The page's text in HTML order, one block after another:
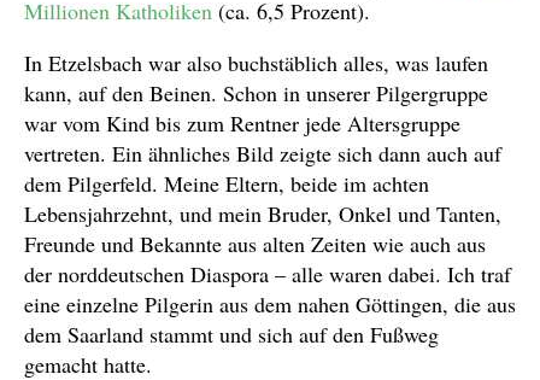
Millionen Katholiken (ca. 6,5 Prozent).
In Etzelsbach war also buchstäblich alles, was laufen
kann, auf den Beinen. Schon in unserer Pilgergruppe
war vom Kind bis zum Rentner jede Altersgruppe
vertreten. Ein ähnliches Bild zeigte sich dann auch auf
dem Pilgerfeld. Meine Eltern, beide im achten
Lebensjahrzehnt, und mein Bruder, Onkel und Tanten,
Freunde und Bekannte aus alten Zeiten wie auch aus
der norddeutschen Diaspora – alle waren dabei. Ich traf
eine einzelne Pilgerin aus dem nahen Göttingen, die aus
dem Saarland stammt und sich auf den Fußweg
gemacht hatte.